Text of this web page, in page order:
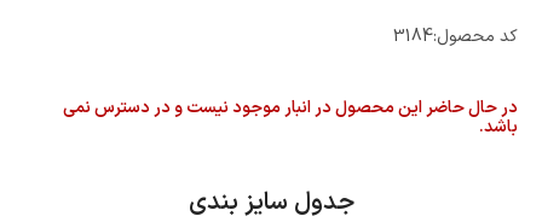
کد محصول:3184
در حال حاضر این محصول در انبار موجود نیست و در دسترس نمی
باشد.
جدول سایز بندی